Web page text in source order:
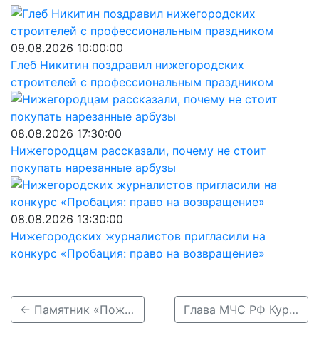
09.08.2026 10:00:00
Глеб Никитин поздравил нижегородских
строителей с профессиональным праздником
08.08.2026 17:30:00
Нижегородцам рассказали, почему не стоит
покупать нарезанные арбузы
08.08.2026 13:30:00
Нижегородских журналистов пригласили на
конкурс «Пробация: право на возвращение»
← Памятник «Пожарным и спасателям» открыли в Нижнем Новгороде 25 сентября Глава МЧС РФ Куренков приедет в Нижний Новгород →